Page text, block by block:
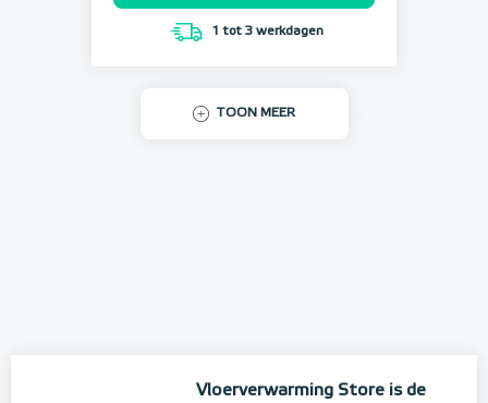
1 tot 3 werkdagen
TOON MEER
Vloerverwarming Store is de